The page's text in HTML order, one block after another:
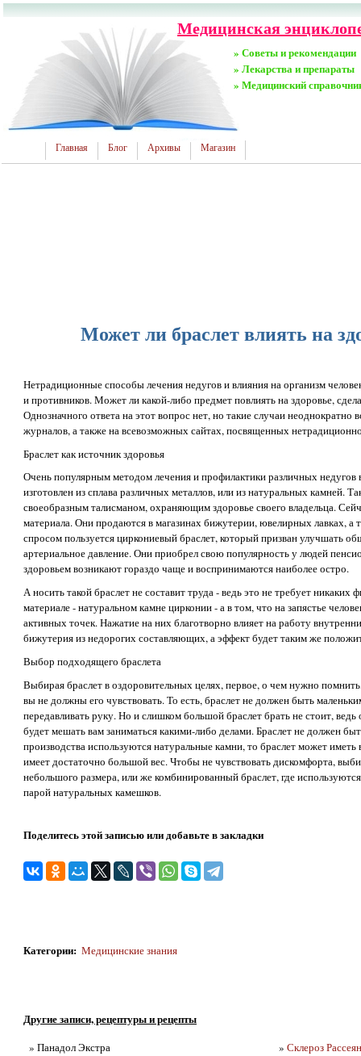
Медицинская
» Советы и рекомендации
» Лекарства и препараты
» Медицинский
Главная Блог Архивы Магазин
Может ли браслет влиять на
Нетрадиционные способы лечения недугов и влияния на организм
и противников. Может ли какой-либо предмет повлиять на здоровье,
Однозначного ответа на этот вопрос нет, но такие случаи неоднократно
журналов, а также на всевозможных сайтах, посвященных
Браслет как источник здоровья
Очень популярным методом лечения и профилактики различных
изготовлен из сплава различных металлов, или из натуральных камней.
своеобразным талисманом, охраняющим здоровье своего владельца.
материала. Они продаются в магазинах бижутерии, ювелирных лавках, а
спросом пользуется циркониевый браслет, который призван улучшать
артериальное давление. Они приобрел свою популярность у людей
здоровьем возникают гораздо чаще и воспринимаются наиболее остро.
А носить такой браслет не составит труда - ведь это не требует
материале - натуральном камне цирконии - а в том, что на запястье
активных точек. Нажатие на них благотворно влияет на работу
бижутерия из недорогих составляющих, а эффект будет таким же
Выбор подходящего браслета
Выбирая браслет в оздоровительных целях, первое, о чем нужно
вы не должны его чувствовать. То есть, браслет не должен быть
передавливать руку. Но и слишком большой браслет брать не стоит,
будет мешать вам заниматься какими-либо делами. Браслет не должен
производства используются натуральные камни, то браслет может
имеет достаточно большой вес. Чтобы не чувствовать дискомфорта,
небольшого размера, или же комбинированный браслет, где
парой натуральных камешков.
Поделитесь этой записью или добавьте в закладки
Категории: Медицинские знания
Другие записи, рецептуры и рецепты
» Панадол Экстра
» Склероз